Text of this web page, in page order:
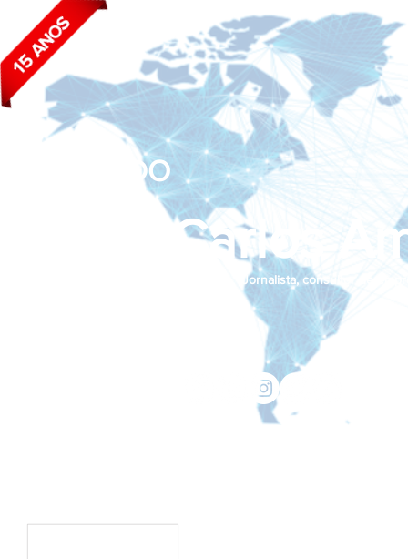
João Carlos
BLOG DO
Jornalista, consultor de